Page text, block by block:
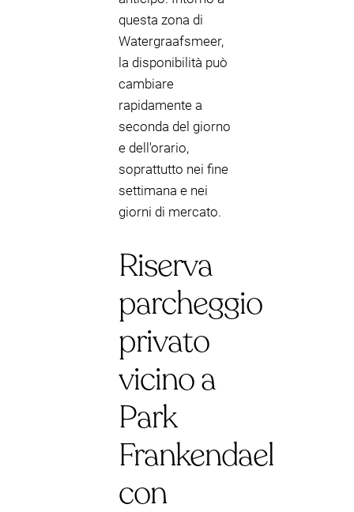
questa zona di
Watergraafsmeer,
la disponibilità può
cambiare
rapidamente a
seconda del giorno
e dell'orario,
soprattutto nei fine
settimana e nei
giorni di mercato.
Riserva
parcheggio
privato
vicino a
Park
Frankendael
con